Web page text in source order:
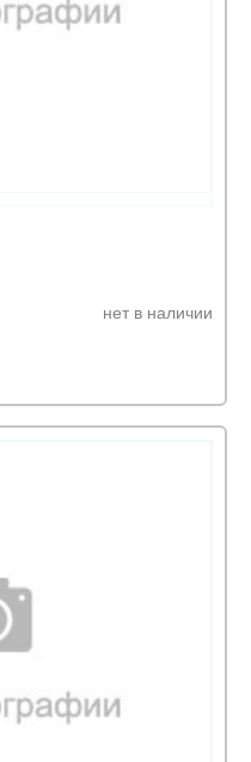
нет в наличии